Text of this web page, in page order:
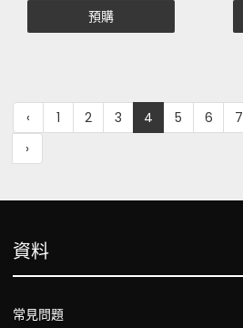
預購
‹ 1 2 3 4 5 6 7
›
資料
常見問題